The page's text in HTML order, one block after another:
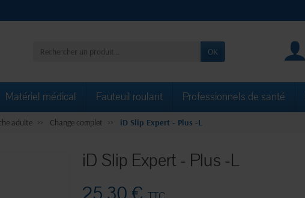
OK
Matériel médical Fauteuil roulant Professionnels de santé
adulte Change complet iD Slip Expert - Plus -L
iD Slip Expert - Plus -L